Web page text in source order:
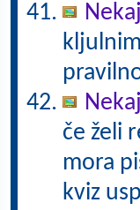
če želi
mora
kviz